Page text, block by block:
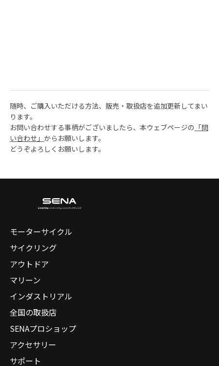
随時、ご購入いただける方法、販売・取扱店を追加更新してまい
ります。
お問い合わせする事柄がございましたら、本ウェブページの 「問
い合わせ」 からお願いします。
どうぞよろしくお願いします。
モーターサイクル
サイクリング
アウトドア
マリーン
インダストリアル
全国の取扱店
SENAプロショップ
アクセサリー
サポート